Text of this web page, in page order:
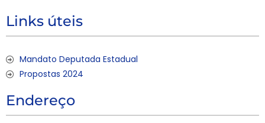
Links úteis
Mandato Deputada Estadual
Propostas 2024
Endereço